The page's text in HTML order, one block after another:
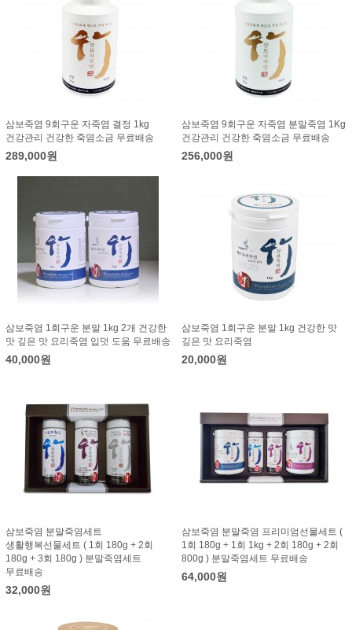
삼보죽염 9회구운 자죽염 결정 1kg
건강관리 건강한 죽염소금 무료배송
289,000원
삼보죽염 9회구운 자죽염 분말죽염 1Kg
건강관리 건강한 죽염소금 무료배송
256,000원
삼보죽염 1회구운 분말 1kg 2개 건강한
맛 깊은 맛 요리죽염 입덧 도움 무료배송
40,000원
삼보죽염 1회구운 분말 1kg 건강한 맛
깊은 맛 요리죽염
20,000원
삼보죽염 분말죽염세트
생활행복선물세트 ( 1회 180g + 2회
180g + 3회 180g ) 분말죽염세트
무료배송
32,000원
삼보죽염 분말죽염 프리미엄선물세트 (
1회 180g + 1회 1kg + 2회 180g + 2회
800g ) 분말죽염세트 무료배송
64,000원